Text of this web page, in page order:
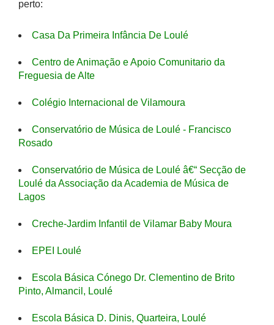
perto:
Casa Da Primeira Infância De Loulé
Centro de Animação e Apoio Comunitario da
Freguesia de Alte
Colégio Internacional de Vilamoura
Conservatório de Música de Loulé - Francisco
Rosado
Conservatório de Música de Loulé â€“ Secção de
Loulé da Associação da Academia de Música de
Lagos
Creche-Jardim Infantil de Vilamar Baby Moura
EPEI Loulé
Escola Básica Cónego Dr. Clementino de Brito
Pinto, Almancil, Loulé
Escola Básica D. Dinis, Quarteira, Loulé